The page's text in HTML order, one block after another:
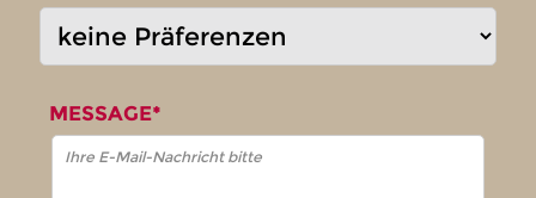
MESSAGE*